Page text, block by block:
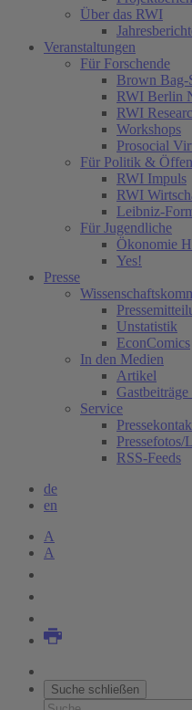
Über das RWI
Veranstaltungen
Für Forschende
Brown Bag-
RWI Berlin
RWI
Workshops
Prosocial
Für Politik &
RWI Impuls
RWI
Leibniz-
Für Jugendliche
Ökonomie
Yes!
Presse
Unstatistik
EconComics
In den Medien
Artikel
Service
Pressefotos/
RSS-Feeds
de
en
A
A
Suche schließen